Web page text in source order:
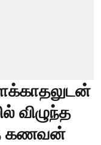
விழுந்த
கணவன்